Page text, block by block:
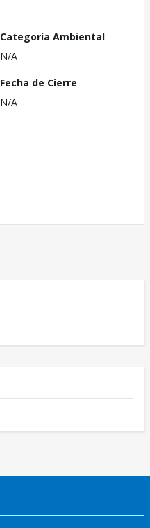
Categoría Ambiental
N/A
Fecha de Cierre
N/A